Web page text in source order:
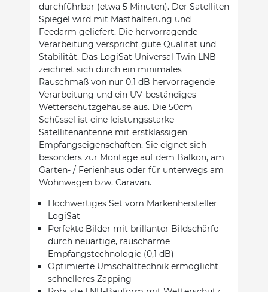
durchführbar (etwa 5 Minuten). Der Satelliten
Spiegel wird mit Masthalterung und
Feedarm geliefert. Die hervorragende
Verarbeitung verspricht gute Qualität und
Stabilität. Das LogiSat Universal Twin LNB
zeichnet sich durch ein minimales
Rauschmaß von nur 0,1 dB hervorragende
Verarbeitung und ein UV-beständiges
Wetterschutzgehäuse aus. Die 50cm
Schüssel ist eine leistungsstarke
Satellitenantenne mit erstklassigen
Empfangseigenschaften. Sie eignet sich
besonders zur Montage auf dem Balkon, am
Garten- / Ferienhaus oder für unterwegs am
Wohnwagen bzw. Caravan.
Hochwertiges Set vom Markenhersteller
LogiSat
Perfekte Bilder mit brillanter Bildschärfe
durch neuartige, rauscharme
Empfangstechnologie (0,1 dB)
Optimierte Umschalttechnik ermöglicht
schnelleres Zapping